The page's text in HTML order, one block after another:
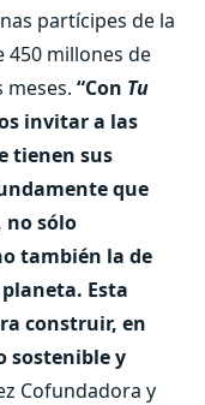
partícipes de la
millones de
meses. “Con Tu
invitar a las
tienen sus
que
no sólo
también la de
Esta
construir, en
sostenible y
Cofundadora y